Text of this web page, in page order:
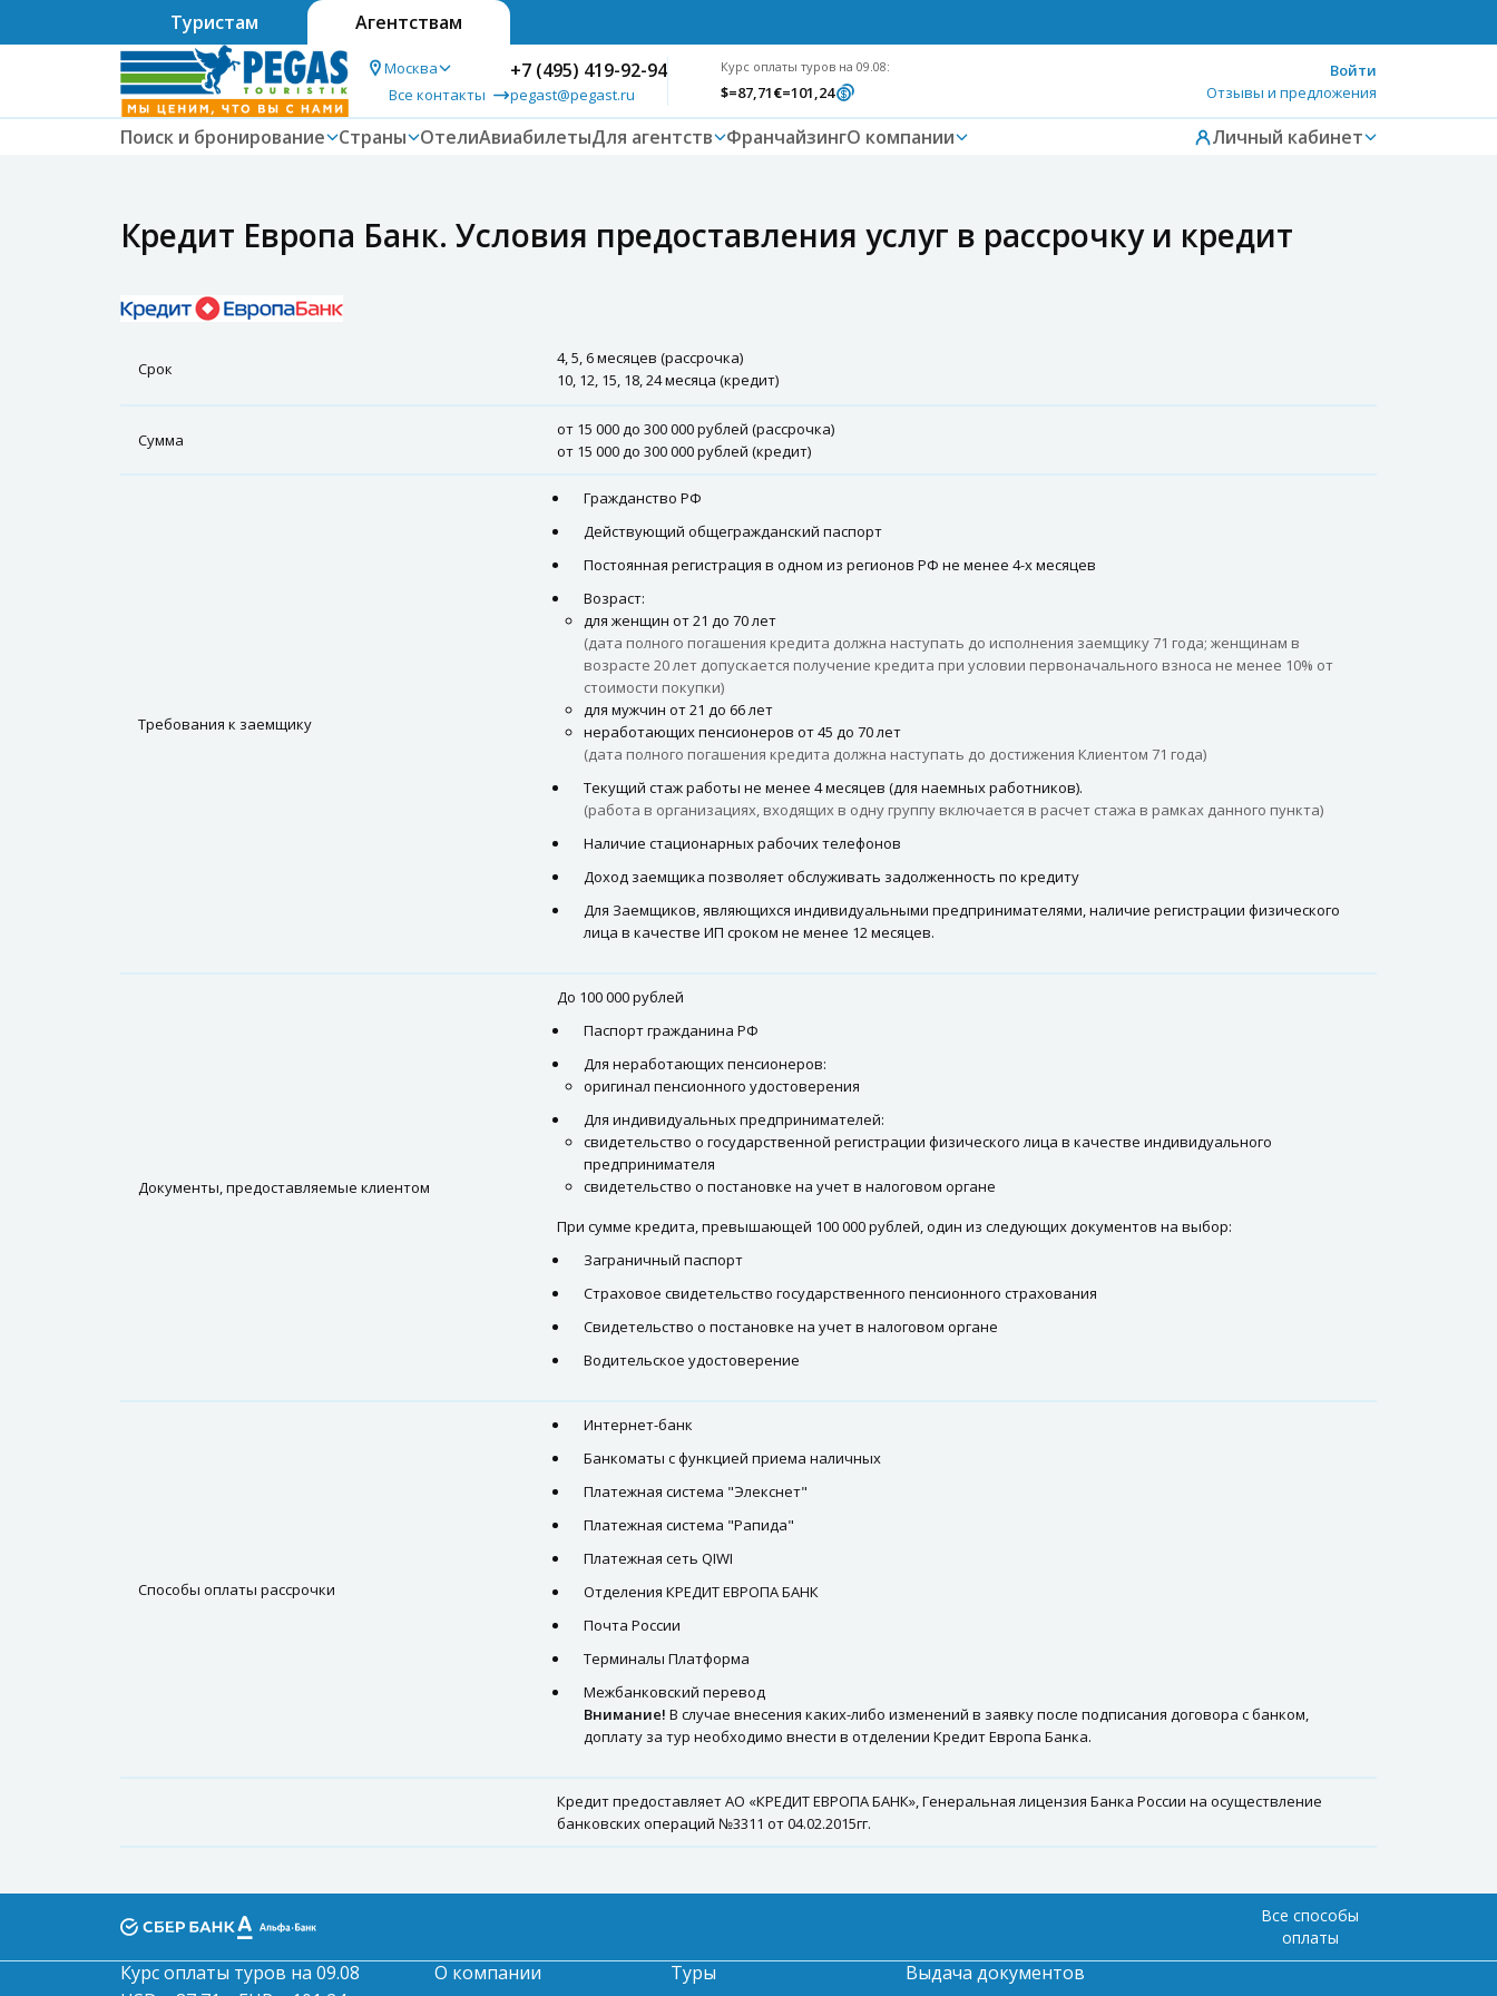
Туристам Агентствам
Москва
Все контакты
+7 (495) 419-92-94
pegast@pegast.ru
Курс оплаты туров на 09.08:
$=87,71€=101,24
Войти
Отзывы и предложения
Поиск и бронирование Страны ОтелиАвиабилетыДля агентств ФранчайзингО компании Личный кабинет
Кредит Европа Банк. Условия предоставления услуг в рассрочку и кредит
Срок
4, 5, 6 месяцев (рассрочка)
10, 12, 15, 18, 24 месяца (кредит)
Сумма
от 15 000 до 300 000 рублей (рассрочка)
от 15 000 до 300 000 рублей (кредит)
Требования к заемщику
Гражданство РФ
Действующий общегражданский паспорт
Постоянная регистрация в одном из регионов РФ не менее 4-х месяцев
Возраст:
для женщин от 21 до 70 лет
(дата полного погашения кредита должна наступать до исполнения заемщику 71 года; женщинам в
возрасте 20 лет допускается получение кредита при условии первоначального взноса не менее 10% от
стоимости покупки)
для мужчин от 21 до 66 лет
неработающих пенсионеров от 45 до 70 лет
(дата полного погашения кредита должна наступать до достижения Клиентом 71 года)
Текущий стаж работы не менее 4 месяцев (для наемных работников).
(работа в организациях, входящих в одну группу включается в расчет стажа в рамках данного пункта)
Наличие стационарных рабочих телефонов
Доход заемщика позволяет обслуживать задолженность по кредиту
Для Заемщиков, являющихся индивидуальными предпринимателями, наличие регистрации физического
лица в качестве ИП сроком не менее 12 месяцев.
Документы, предоставляемые клиентом
До 100 000 рублей
Паспорт гражданина РФ
Для неработающих пенсионеров:
оригинал пенсионного удостоверения
Для индивидуальных предпринимателей:
свидетельство о государственной регистрации физического лица в качестве индивидуального
предпринимателя
свидетельство о постановке на учет в налоговом органе
При сумме кредита, превышающей 100 000 рублей, один из следующих документов на выбор:
Заграничный паспорт
Страховое свидетельство государственного пенсионного страхования
Свидетельство о постановке на учет в налоговом органе
Водительское удостоверение
Способы оплаты рассрочки
Интернет-банк
Банкоматы с функцией приема наличных
Платежная система "Элекснет"
Платежная система "Рапида"
Платежная сеть QIWI
Отделения КРЕДИТ ЕВРОПА БАНК
Почта России
Терминалы Платформа
Межбанковский перевод
Внимание! В случае внесения каких-либо изменений в заявку после подписания договора с банком,
доплату за тур необходимо внести в отделении Кредит Европа Банка.
Кредит предоставляет АО «КРЕДИТ ЕВРОПА БАНК», Генеральная лицензия Банка России на осуществление
банковских операций №3311 от 04.02.2015гг.
Все способы
оплаты
Курс оплаты туров на 09.08
О компании Туры Выдача документов